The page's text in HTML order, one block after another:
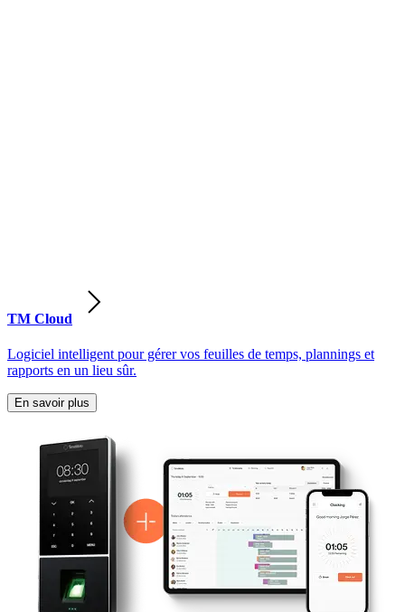
TM Cloud
Logiciel intelligent pour gérer vos feuilles de temps, plannings et
rapports en un lieu sûr.
En savoir plus